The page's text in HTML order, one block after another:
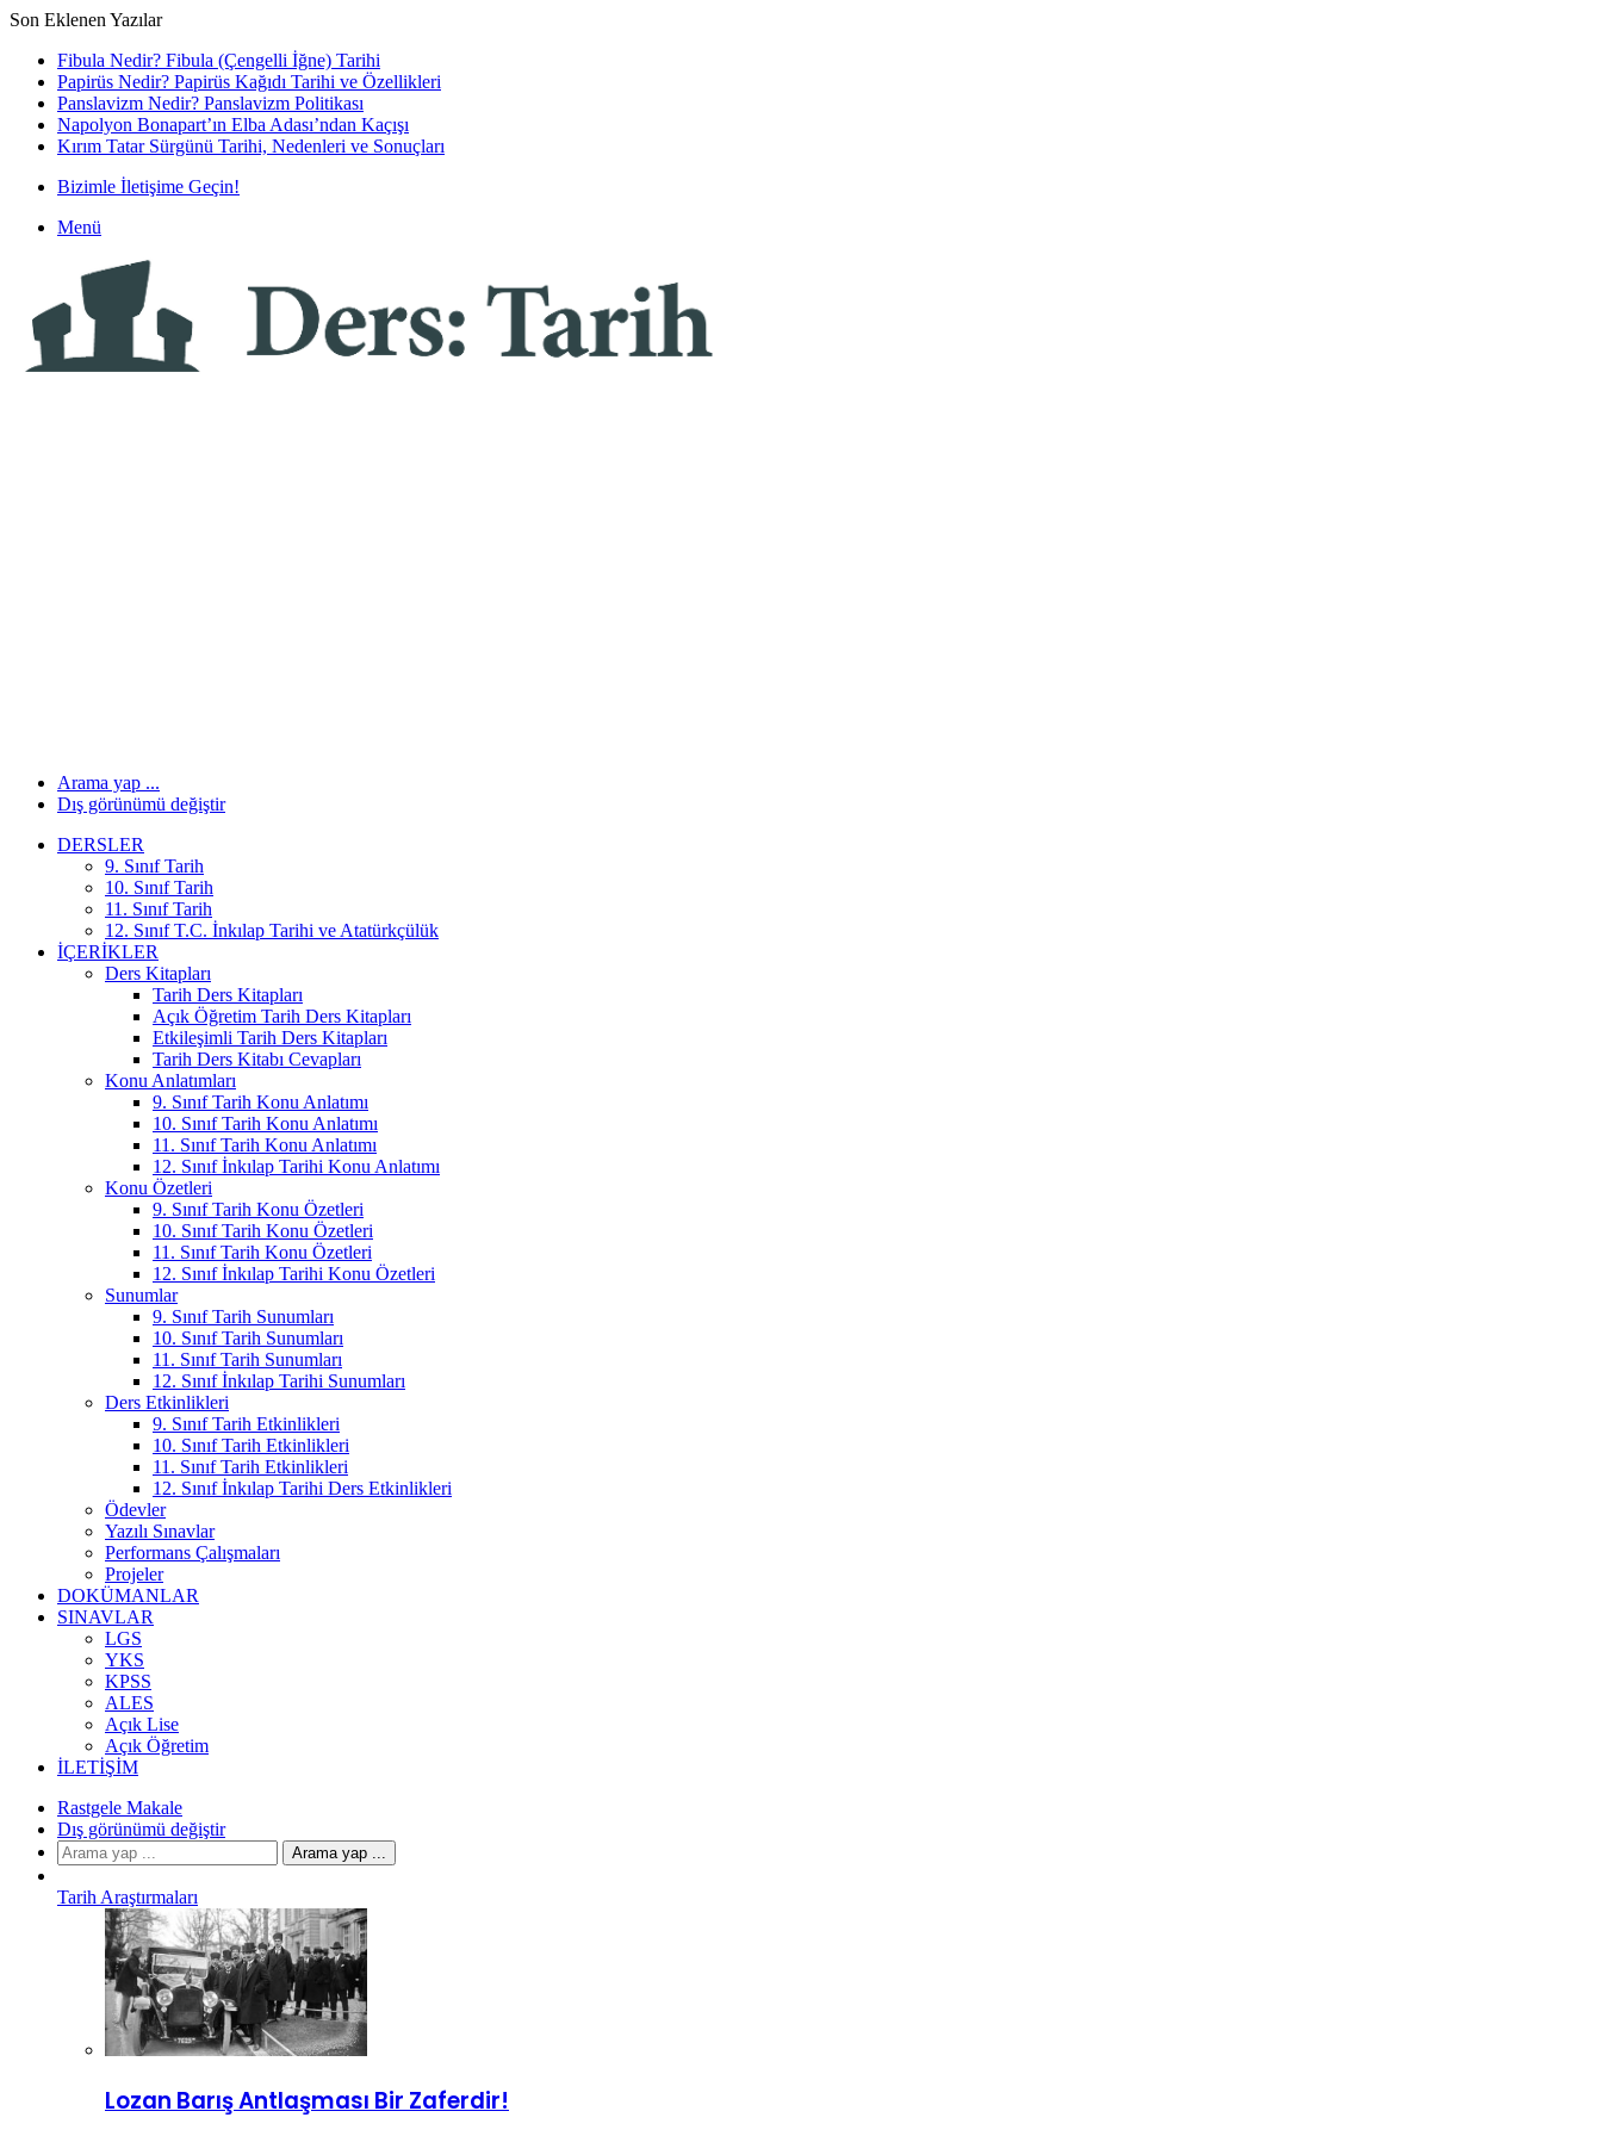
Son Eklenen Yazılar
Fibula Nedir? Fibula (Çengelli İğne) Tarihi
Papirüs Nedir? Papirüs Kağıdı Tarihi ve Özellikleri
Panslavizm Nedir? Panslavizm Politikası
Napolyon Bonapart’ın Elba Adası’ndan Kaçışı
Kırım Tatar Sürgünü Tarihi, Nedenleri ve Sonuçları
Bizimle İletişime Geçin!
Menü
Arama yap ...
Dış görünümü değiştir
DERSLER
9. Sınıf Tarih
10. Sınıf Tarih
11. Sınıf Tarih
12. Sınıf T.C. İnkılap Tarihi ve Atatürkçülük
İÇERIKLER
Ders Kitapları
Tarih Ders Kitapları
Açık Öğretim Tarih Ders Kitapları
Etkileşimli Tarih Ders Kitapları
Tarih Ders Kitabı Cevapları
Konu Anlatımları
9. Sınıf Tarih Konu Anlatımı
10. Sınıf Tarih Konu Anlatımı
11. Sınıf Tarih Konu Anlatımı
12. Sınıf İnkılap Tarihi Konu Anlatımı
Konu Özetleri
9. Sınıf Tarih Konu Özetleri
10. Sınıf Tarih Konu Özetleri
11. Sınıf Tarih Konu Özetleri
12. Sınıf İnkılap Tarihi Konu Özetleri
Sunumlar
9. Sınıf Tarih Sunumları
10. Sınıf Tarih Sunumları
11. Sınıf Tarih Sunumları
12. Sınıf İnkılap Tarihi Sunumları
Ders Etkinlikleri
9. Sınıf Tarih Etkinlikleri
10. Sınıf Tarih Etkinlikleri
11. Sınıf Tarih Etkinlikleri
12. Sınıf İnkılap Tarihi Ders Etkinlikleri
Ödevler
Yazılı Sınavlar
Performans Çalışmaları
Projeler
DOKÜMANLAR
SINAVLAR
LGS
YKS
KPSS
ALES
Açık Lise
Açık Öğretim
İLETIŞIM
Rastgele Makale
Dış görünümü değiştir
Arama yap ...
Tarih Araştırmaları
Lozan Barış Antlaşması Bir Zaferdir!